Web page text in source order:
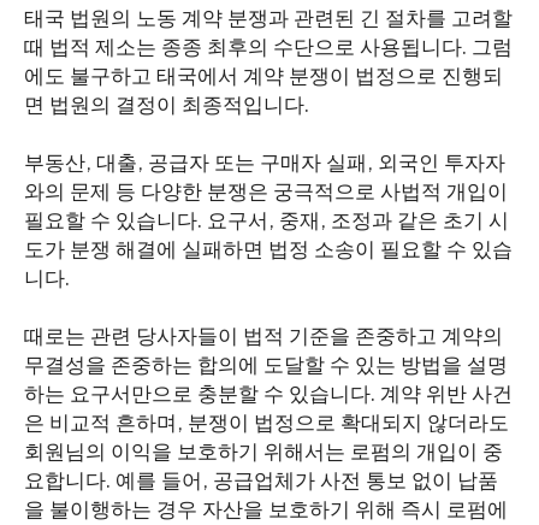
태국 법원의 노동 계약 분쟁과 관련된 긴 절차를 고려할
때 법적 제소는 종종 최후의 수단으로 사용됩니다. 그럼
에도 불구하고 태국에서 계약 분쟁이 법정으로 진행되
면 법원의 결정이 최종적입니다.
부동산, 대출, 공급자 또는 구매자 실패, 외국인 투자자
와의 문제 등 다양한 분쟁은 궁극적으로 사법적 개입이
필요할 수 있습니다. 요구서, 중재, 조정과 같은 초기 시
도가 분쟁 해결에 실패하면 법정 소송이 필요할 수 있습
니다.
때로는 관련 당사자들이 법적 기준을 존중하고 계약의
무결성을 존중하는 합의에 도달할 수 있는 방법을 설명
하는 요구서만으로 충분할 수 있습니다. 계약 위반 사건
은 비교적 흔하며, 분쟁이 법정으로 확대되지 않더라도
회원님의 이익을 보호하기 위해서는 로펌의 개입이 중
요합니다. 예를 들어, 공급업체가 사전 통보 없이 납품
을 불이행하는 경우 자산을 보호하기 위해 즉시 로펌에